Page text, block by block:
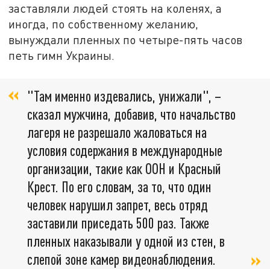
заставляли людей стоять на коленях, а
иногда, по собственному желанию,
вынуждали пленных по четыре-пять часов
петь гимн Украины.
"Там именно издевались, унижали", –
сказал мужчина, добавив, что начальство
лагеря не разрешало жаловаться на
условия содержания в международные
организации, такие как ООН и Красный
Крест. По его словам, за то, что один
человек нарушил запрет, весь отряд
заставили приседать 500 раз. Также
пленных наказывали у одной из стен, в
слепой зоне камер видеонаблюдения.